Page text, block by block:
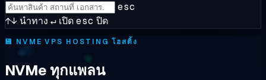
esc
↑↓ นำทาง ↵ เปิดesc ปิด
💾 NVME VPS HOSTING โฮสติ้ง
NVMe ทุกแพลน